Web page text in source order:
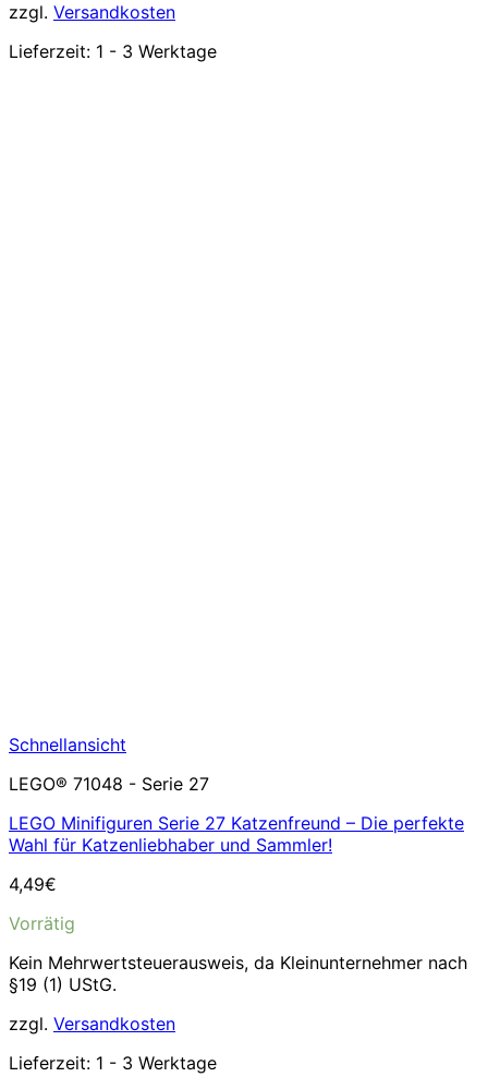
zzgl. Versandkosten
Lieferzeit: 1 - 3 Werktage
Schnellansicht
LEGO® 71048 - Serie 27
LEGO Minifiguren Serie 27 Katzenfreund – Die perfekte
Wahl für Katzenliebhaber und Sammler!
4,49€
Vorrätig
Kein Mehrwertsteuerausweis, da Kleinunternehmer nach
§19 (1) UStG.
zzgl. Versandkosten
Lieferzeit: 1 - 3 Werktage